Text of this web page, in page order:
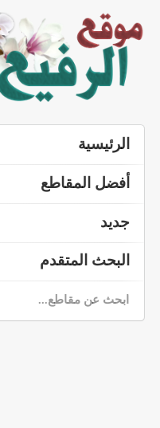
الرئيسية
أفضل المقاطع
جديد
البحث المتقدم